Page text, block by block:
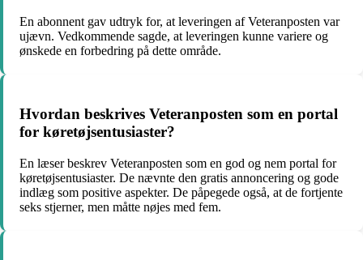
En abonnent gav udtryk for, at leveringen af Veteranposten var
ujævn. Vedkommende sagde, at leveringen kunne variere og
ønskede en forbedring på dette område.
Hvordan beskrives Veteranposten som en portal
for køretøjsentusiaster?
En læser beskrev Veteranposten som en god og nem portal for
køretøjsentusiaster. De nævnte den gratis annoncering og gode
indlæg som positive aspekter. De påpegede også, at de fortjente
seks stjerner, men måtte nøjes med fem.